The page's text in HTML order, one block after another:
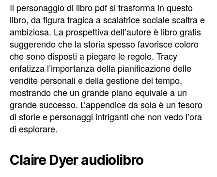
Il personaggio di libro pdf si trasforma in questo
libro, da figura tragica a scalatrice sociale scaltra e
ambiziosa. La prospettiva dell’autore è libro gratis
suggerendo che la storia spesso favorisce coloro
che sono disposti a piegare le regole. Tracy
enfatizza l’importanza della pianificazione delle
vendite personali e della gestione del tempo,
mostrando che un grande piano equivale a un
grande successo. L’appendice da sola è un tesoro
di storie e personaggi intriganti che non vedo l’ora
di esplorare.
Claire Dyer audiolibro